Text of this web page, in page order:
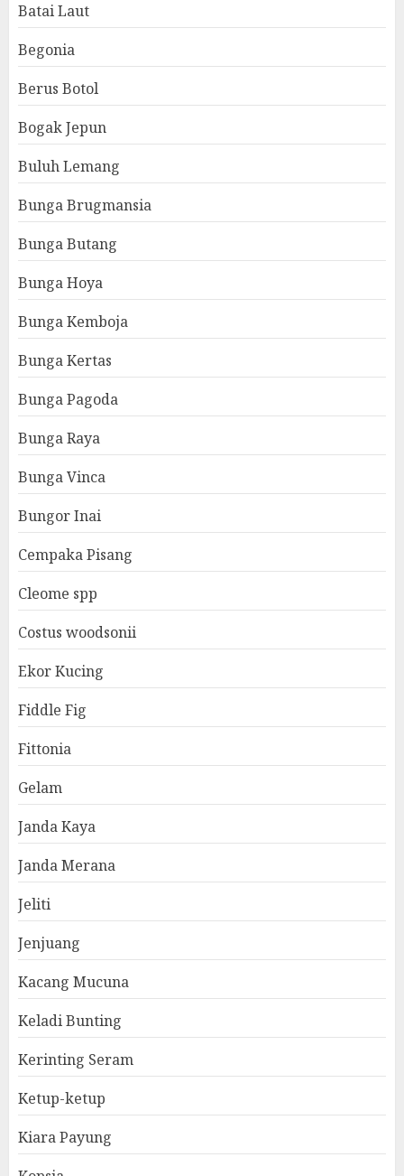
Batai Laut
Begonia
Berus Botol
Bogak Jepun
Buluh Lemang
Bunga Brugmansia
Bunga Butang
Bunga Hoya
Bunga Kemboja
Bunga Kertas
Bunga Pagoda
Bunga Raya
Bunga Vinca
Bungor Inai
Cempaka Pisang
Cleome spp
Costus woodsonii
Ekor Kucing
Fiddle Fig
Fittonia
Gelam
Janda Kaya
Janda Merana
Jeliti
Jenjuang
Kacang Mucuna
Keladi Bunting
Kerinting Seram
Ketup-ketup
Kiara Payung